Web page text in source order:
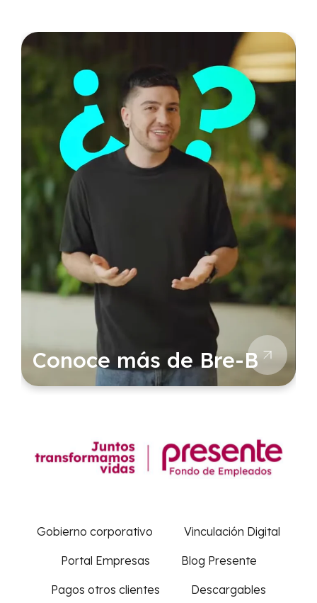
Conoce más de Bre-B
Gobierno corporativo Vinculación Digital
Portal Empresas Blog Presente
Pagos otros clientes Descargables